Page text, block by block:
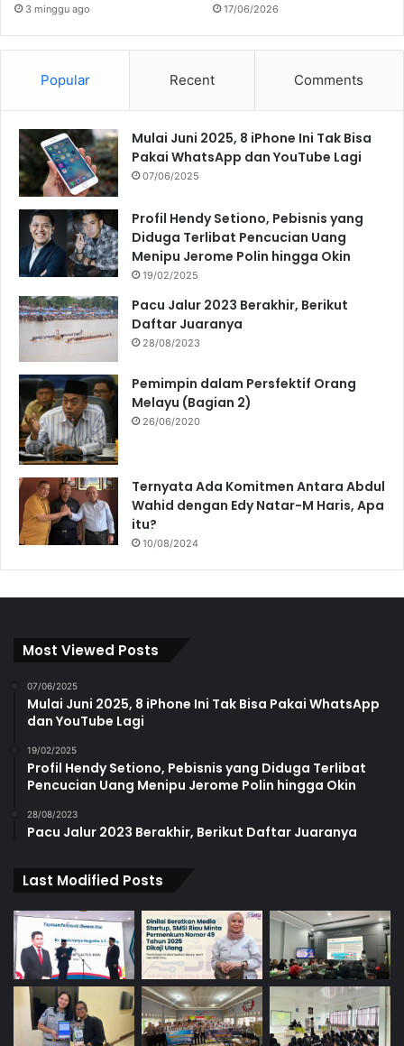
3 minggu ago 17/06/2026
Popular Recent Comments
Mulai Juni 2025, 8 iPhone Ini Tak Bisa
Pakai WhatsApp dan YouTube Lagi
07/06/2025
Profil Hendy Setiono, Pebisnis yang
Diduga Terlibat Pencucian Uang
Menipu Jerome Polin hingga Okin
19/02/2025
Pacu Jalur 2023 Berakhir, Berikut
Daftar Juaranya
28/08/2023
Pemimpin dalam Persfektif Orang
Melayu (Bagian 2)
26/06/2020
Ternyata Ada Komitmen Antara Abdul
Wahid dengan Edy Natar-M Haris, Apa
itu?
10/08/2024
Most Viewed Posts
07/06/2025
Mulai Juni 2025, 8 iPhone Ini Tak Bisa Pakai WhatsApp
dan YouTube Lagi
19/02/2025
Profil Hendy Setiono, Pebisnis yang Diduga Terlibat
Pencucian Uang Menipu Jerome Polin hingga Okin
28/08/2023
Pacu Jalur 2023 Berakhir, Berikut Daftar Juaranya
Last Modified Posts